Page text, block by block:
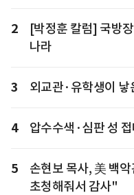
2
[박정훈 칼럼] 국방
나라
3 외교관·유학생이
4 압수수색·심판 성
5
손현보 목사, 美 백
초청해줘서 감사"